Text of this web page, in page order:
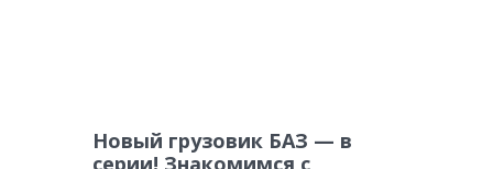
Новый грузовик БАЗ — в